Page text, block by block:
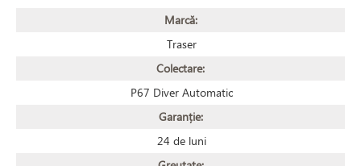
Marcă:
Traser
Colectare:
P67 Diver Automatic
Garanție:
24 de luni